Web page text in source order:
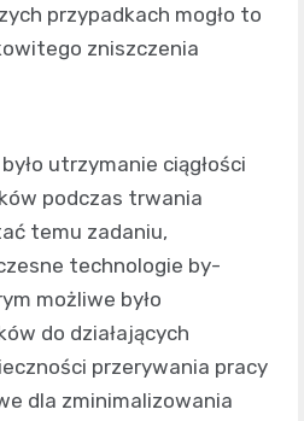
przypadkach mogło to
zniszczenia
utrzymanie ciągłości
podczas trwania
temu zadaniu,
technologie by-
możliwe było
do działających
przerywania pracy
dla zminimalizowania